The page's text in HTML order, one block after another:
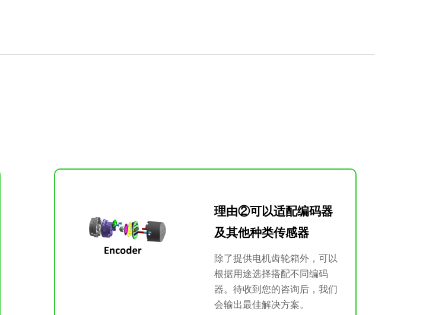
理由②可以适配编码器
及其他种类传感器
除了提供电机齿轮箱外，可以
根据用途选择搭配不同编码
器。待收到您的咨询后，我们
会输出最佳解决方案。